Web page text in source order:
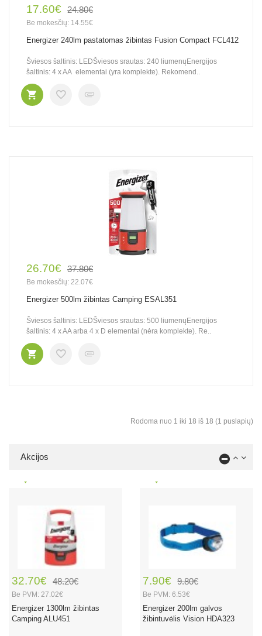
17.60€ 24.80€
Be mokesčių: 14.55€
Energizer 240lm pastatomas žibintas Fusion Compact FCL412
Šviesos šaltinis: LEDŠviesos srautas: 240 liumenųEnergijos
šaltinis: 4 x AA elementai (yra komplekte). Rekomend..
26.70€ 37.80€
Be mokesčių: 22.07€
Energizer 500lm žibintas Camping ESAL351
Šviesos šaltinis: LEDŠviesos srautas: 500 liumenųEnergijos
šaltinis: 4 x AA arba 4 x D elementai (nėra komplekte). Re..
Rodoma nuo 1 iki 18 iš 18 (1 puslapių)
Akcijos
32.70€ 48.20€
Be PVM: 27.02€
Energizer 1300lm žibintas
Camping ALU451
7.90€ 9.80€
Be PVM: 6.53€
Energizer 200lm galvos
žibintuvėlis Vision HDA323